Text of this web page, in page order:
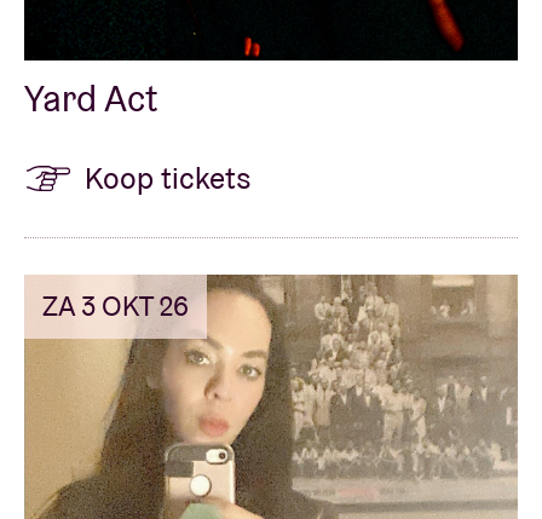
Yard Act
Koop tickets
ZA 3 OKT 26